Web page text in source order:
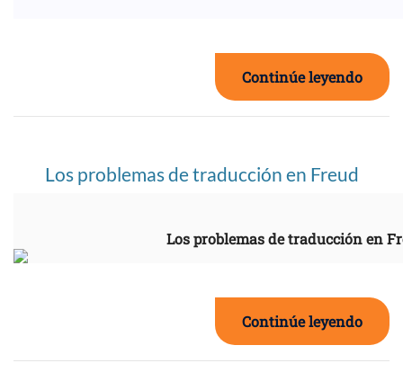
Continúe leyendo
Los problemas de traducción en Freud
Los problemas de traducción en
Continúe leyendo